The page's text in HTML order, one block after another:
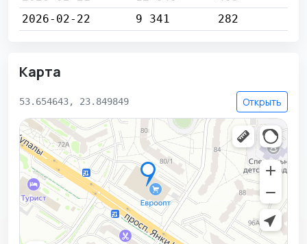
2026-02-22
9 341 282
Карта
53.654643, 23.849849 Открыть